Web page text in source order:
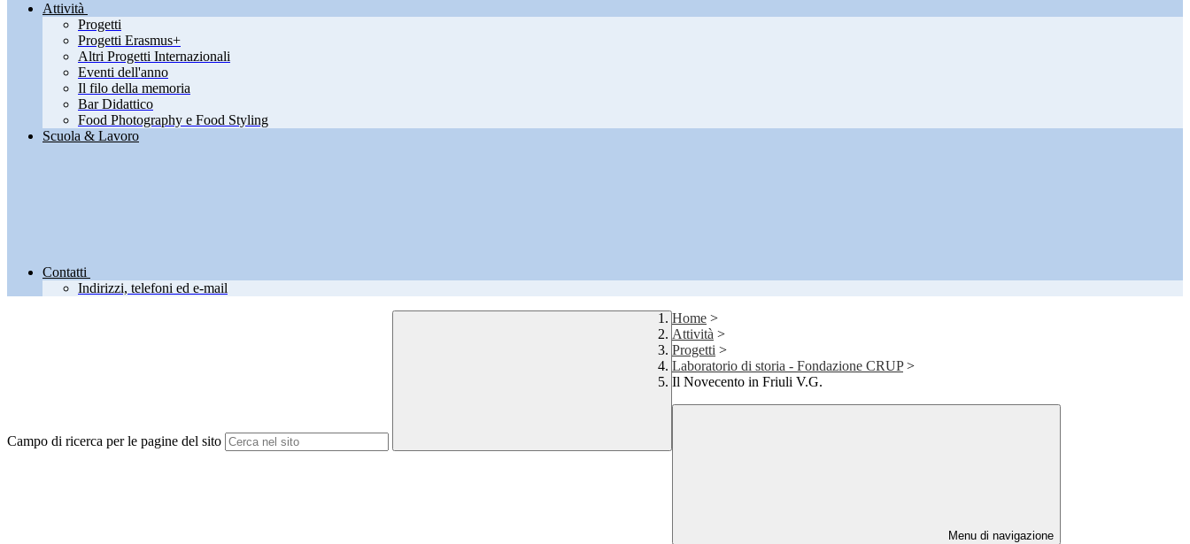
Attività
Progetti
Progetti Erasmus+
Altri Progetti Internazionali
Eventi dell'anno
Il filo della memoria
Bar Didattico
Food Photography e Food Styling
Scuola & Lavoro
Contatti
Indirizzi, telefoni ed e-mail
Campo di ricerca per le pagine del sito
Home >
Attività >
Progetti >
Laboratorio di storia - Fondazione CRUP >
Il Novecento in Friuli V.G.
Menu di navigazione